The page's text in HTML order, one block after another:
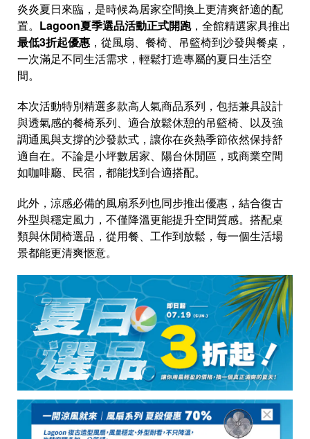
炎炎夏日來臨，是時候為居家空間換上更清爽舒適的配
置。 Lagoon夏季選品活動正式開跑，全館精選家具推出
最低3折起優惠 ，從風扇、餐椅、吊籃椅到沙發與餐桌，
一次滿足不同生活需求，輕鬆打造專屬的夏日生活空
間。
本次活動特別精選多款高人氣商品系列，包括兼具設計
與透氣感的餐椅系列、適合放鬆休憩的吊籃椅、以及強
調通風與支撐的沙發款式，讓你在炎熱季節依然保持舒
適自在。不論是小坪數居家、陽台休閒區，或商業空間
如咖啡廳、民宿，都能找到合適搭配。
此外，涼感必備的風扇系列也同步推出優惠，結合復古
外型與穩定風力，不僅降溫更能提升空間質感。搭配桌
類與休閒椅選品，從用餐、工作到放鬆，每一個生活場
景都能更清爽愜意。